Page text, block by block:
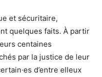
et sécuritaire,
quelques faits. À partir
centaines
par la justice de leur
d’entre elleux